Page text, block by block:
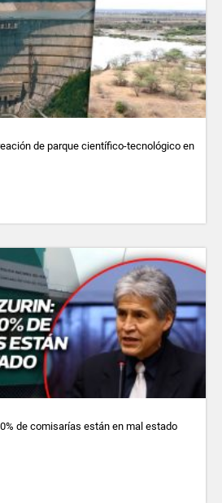
de parque científico-tecnológico en
de comisarías están en mal estado